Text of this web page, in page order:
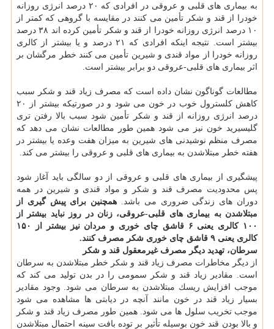
به بیماری های قلبی و عروقی در افرادی كه ۲۰ درصد انرژی روزانه
خودرا از قند و شكر تأمین می كنند در مقایسه با گروهی كه كمتر از
۱۰ درصد انرژی روزانه خودرا از قند و شكر تأمین كرده اند ۳۸ درصد
بیشتر است. نتیجه اینكه افرادی كه ۲۱ درصد و یا بیشتر از كالری
روزانه خودرا از مواد قندی و شیرین تأمین می كنند خطر مرگشان بر
اثر بیماری های قلبی-عروقی دو برابر بیشتر است.
مطالعات گوناگون نشان داده است كه مصرف زیاد قند و شكر سبب
كاهش كلسترول خوب در خون می شود و در صورتیكه بیشتر از ۲۰
درصد انرژی روزانه از قند و شكر تأمین شود سبب بالا رفتن تری
گلیسیرید خون نیز می شود همین طور مطالعات نشان می دهد كه
مصرف منظم نوشیدنی های شیرین به میزان هفت وعده یا بیشتر در
هفته خطر مبتلاشدن به بیماری های قلبی و عروقی را بیشتر می كند.
پیشگیری از بیماری های قلبی و عروقی از دو سالگی باید آغاز شود
پس محدودیت مصرف قند و شكر و مواد قندی و شیرین در همه
دوران های زندگی ضروری می باشد. همچنین برای پیش گیری از
مبتلاشدن به بیماری های قلبی-عروقی، زنان در روز نباید بیشتر از
۱۰۰ كالری یعنی ۶ قاشق چای خوری و مردان نیز بیشتر از ۱۵۰
كالری یعنی ۹ قاشق چای خوری شكر مصرف كنند.
سرطان، تهدید دیگر مصرف غیرمعقول قند و شكر
از دیگر مخاطرات مصرف زیاد قند و شكر خطر مبتلاشدن به سرطان
است. مقادیر زیاد قند و شكر سمومی را در بدن تولید می كند كه
موجب افزایش ریسك مبتلاشدن به سرطان می شود. وجود مقادیر
بسیار زیاد قند در خون مانند آنچه در دیابتی ها مشاهده می شود
موجب تخریب سلول ها می شود. همین طور مصرف زیاد قند و شكر
و بالا بودن قند خون بوسیله تأثیر بر توده بافت سینه احتمال مبتلاشدن